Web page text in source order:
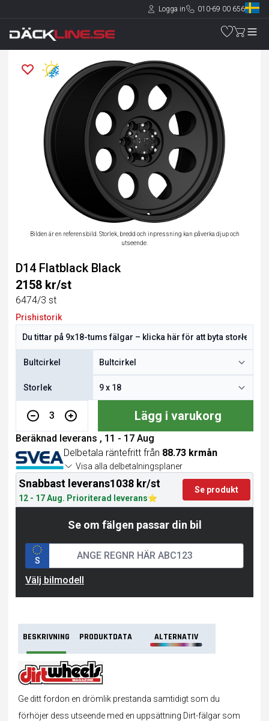
Logga in 010-69 00 656
Bilden är en referensbild. Storlek, bredd och inpressning kan påverka djup och
utseende.
D14 Flatblack Black
2158 kr/st
6474/3 st
Prishistorik
Bultcirkel
Storlek
3 Lägg i varukorg
Beräknad leverans , 11 - 17 Aug
Delbetala räntefritt från 88.73 krmån
Visa alla delbetalningsplaner
Snabbast leverans1038 kr/st
12 - 17 Aug. Prioriterad leverans
Se produkt
Se om fälgen passar din bil
S
Välj bilmodell
BESKRIVNING PRODUKTDATA ALTERNATIV
Ge ditt fordon en drömlik prestanda samtidigt som du
förhöjer dess utseende med en uppsättning Dirt-fälgar som